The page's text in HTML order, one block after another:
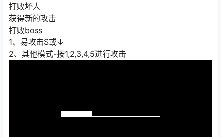
打败坏人
获得新的攻击
打败boss
1、易攻击S或↓
2、其他模式-按1,2,3,4,5进行攻击